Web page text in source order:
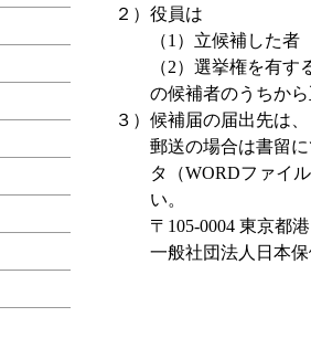
２） 役員は
（1）立候補した者
（2）選挙権を有
の候補者のうちか
３） 候補届の届出先は
郵送の場合は書留
タ（WORDファイ
い。
〒105-0004 東京都
一般社団法人日本